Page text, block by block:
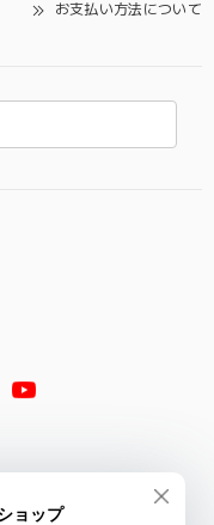
お支払い方法について